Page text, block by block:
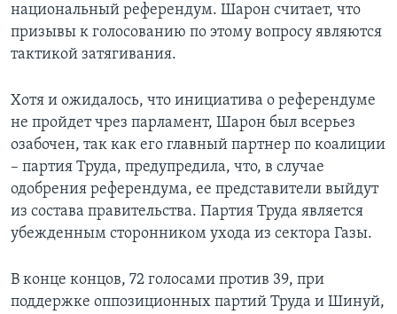
СОЦИАЛЬНЫЕ СЕТИ
Языки
национальный референдум. Шарон считает, что
призывы к голосованию по этому вопросу являются
тактикой затягивания.
Хотя и ожидалось, что инициатива о референдуме
не пройдет чрез парламент, Шарон был всерьез
озабочен, так как его главный партнер по коалиции
– партия Труда, предупредила, что, в случае
одобрения референдума, ее представители выйдут
из состава правительства. Партия Труда является
убежденным сторонником ухода из сектора Газы.
В конце концов, 72 голосами против 39, при
поддержке оппозиционных партий Труда и Шинуй,